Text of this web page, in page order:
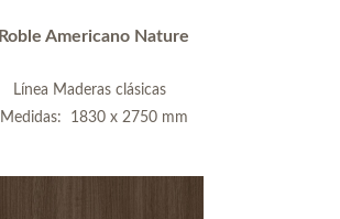
Roble Americano Nature
Línea Maderas clásicas
Medidas: 1830 x 2750 mm